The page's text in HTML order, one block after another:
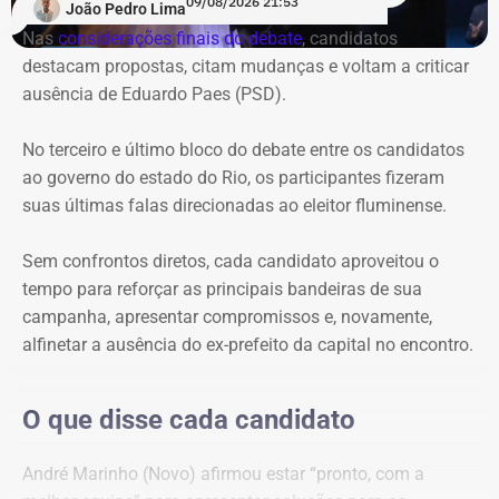
os candidatos evitaram direcionar questionamentos a
Garotinho, enquanto Douglas Ruas e André Marinho
protagonizaram uma espécie de dobradinha, utilizando
suas perguntas para abrir espaço para o outro apresentar
foi reservado às considerações finais.
dominam primeiro bloco
Logo na primeira rodada, a ausência de Eduardo Paes
dividiu espaço com as referências ao ex-presidente da
policial.
A primeira menção a Bacellar foi feita por William Siri
João Pedro Lima
Nas considerações finais do debate, candidatos
destacam propostas, citam mudanças e voltam a criticar
ausência de Eduardo Paes (PSD).
No terceiro e último bloco do debate entre os candidatos
ao governo do estado do Rio, os participantes fizeram
suas últimas falas direcionadas ao eleitor fluminense.
Sem confrontos diretos, cada candidato aproveitou o
tempo para reforçar as principais bandeiras de sua
campanha, apresentar compromissos e, novamente,
alfinetar a ausência do ex-prefeito da capital no encontro.
O que disse cada candidato
André Marinho (Novo) afirmou estar “pronto, com a